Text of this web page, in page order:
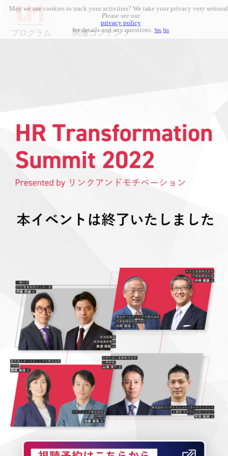
プログラム 関連コンテンツ
May we use cookies to track your activities? We take your privacy very
Please see our
privacy policy
for details and any questions.Yes No